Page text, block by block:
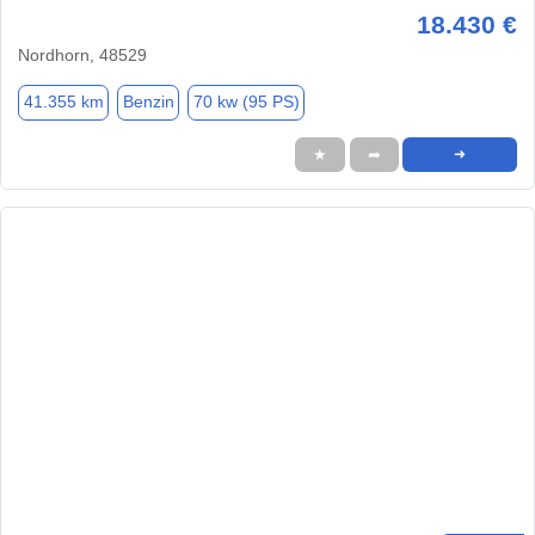
18.430 €
Nordhorn, 48529
41.355 km Benzin 70 kw (95 PS)
★ ➦ ➜